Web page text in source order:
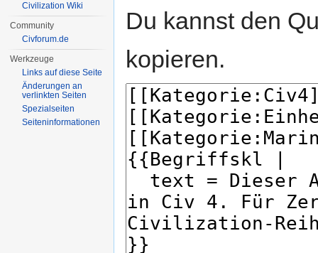
Du kannst den
kopieren.
Civilization Wiki
Community
Civforum.de
Werkzeuge
Links auf diese Seite
Änderungen an
verlinkten Seiten
Spezialseiten
Seiten­informationen